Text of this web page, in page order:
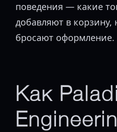
поведения — какие
добавляют в корзину,
бросают оформление.
Как